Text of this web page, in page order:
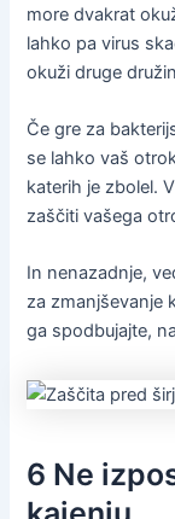
more dvakrat
lahko pa virus
okuži druge
Če gre za
se lahko vaš
katerih je zbolel.
zaščiti vašega
In nenazadnje,
za zmanjševanje
ga spodbujajte,
6 Ne